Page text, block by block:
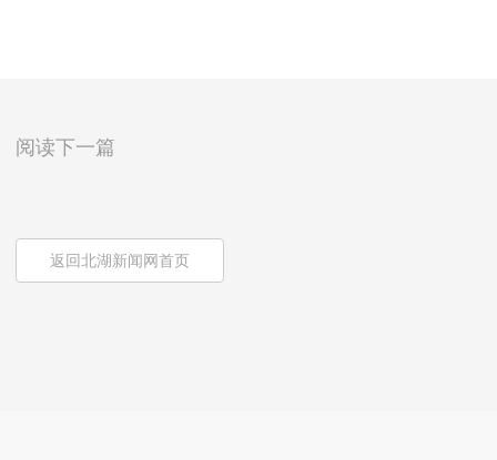
阅读下一篇
返回北湖新闻网首页